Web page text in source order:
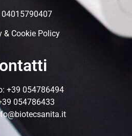
04015790407
& Cookie Policy
+39 054786494
054786433